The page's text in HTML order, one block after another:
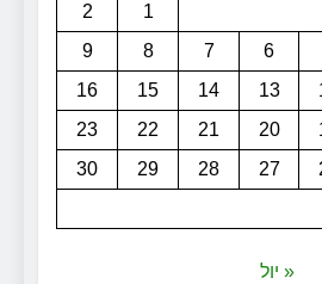
1
2
6
7
8
9
13
14
15
16
20
21
22
23
27
28
29
30
« יול